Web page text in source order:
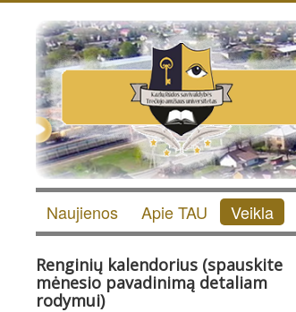
Naujienos Apie TAU Veikla
Renginių kalendorius (spauskite
mėnesio pavadinimą detaliam
rodymui)